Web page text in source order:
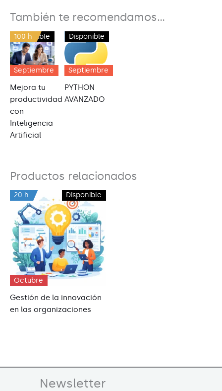
También te recomendamos…
Septiembre
Disponible
100 h
Mejora tu
productividad
con
Inteligencia
Artificial
33 h
Septiembre
Disponible
PYTHON
AVANZADO
Productos relacionados
Octubre
Disponible
20 h
Gestión de la innovación
en las organizaciones
Newsletter